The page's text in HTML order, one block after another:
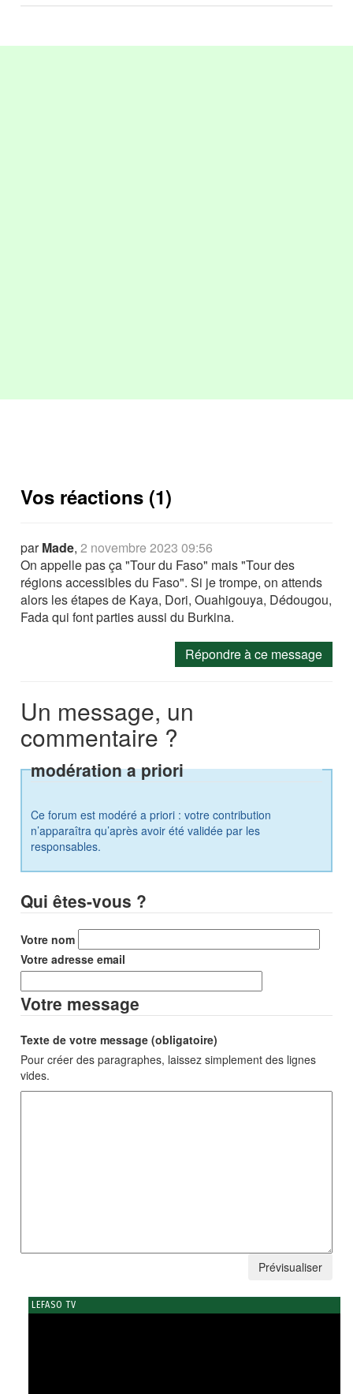
Vos réactions (1)
parMade,2 novembre 2023 09:56
On appelle pas ça "Tour du Faso" mais "Tour des
régions accessibles du Faso". Si je trompe, on attends
alors les étapes de Kaya, Dori, Ouahigouya, Dédougou,
Fada qui font parties aussi du Burkina.
Répondre à ce message
Un message, un
commentaire ?
modération a priori
Ce forum est modéré a priori : votre contribution
n’apparaîtra qu’après avoir été validée par les
responsables.
Qui êtes-vous ?
Votre nom
Votre adresse email
Votre message
Texte de votre message (obligatoire)
Pour créer des paragraphes, laissez simplement des lignes
vides.
LEFASO TV